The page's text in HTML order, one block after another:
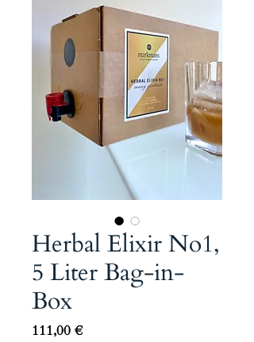
Herbal Elixir No1,
5 Liter Bag-in-
Box
111,00 €Preis